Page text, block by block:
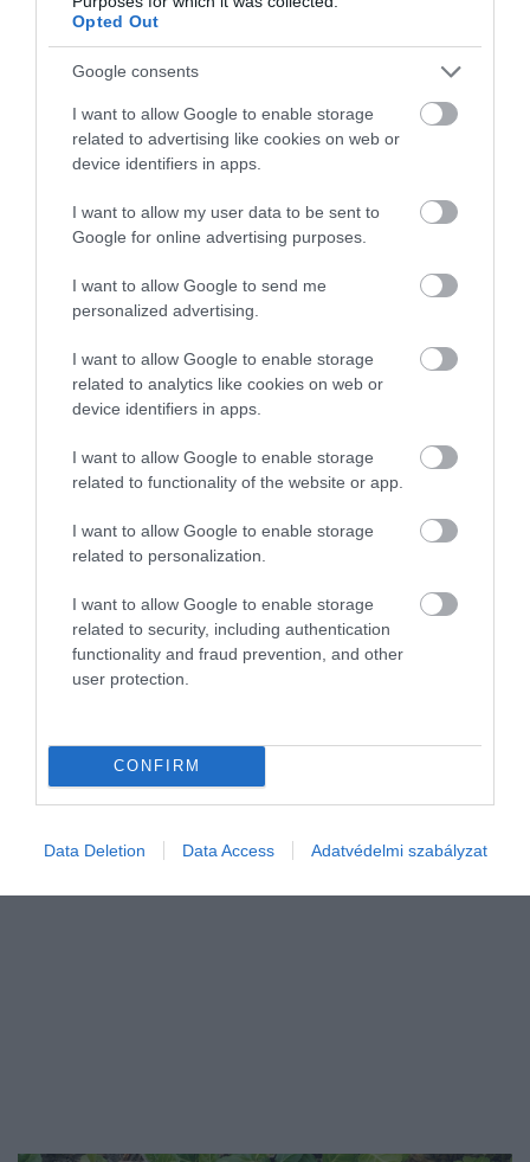
Opted Out
Google consents
I want to allow Google to enable storage
related to advertising like cookies on web or
device identifiers in apps.
I want to allow my user data to be sent to
Google for online advertising purposes.
I want to allow Google to send me
personalized advertising.
I want to allow Google to enable storage
related to analytics like cookies on web or
device identifiers in apps.
I want to allow Google to enable storage
related to functionality of the website or app.
I want to allow Google to enable storage
related to personalization.
I want to allow Google to enable storage
related to security, including authentication
functionality and fraud prevention, and other
user protection.
CONFIRM
Data Deletion Data Access Adatvédelmi szabályzat
Átalakulóban az Alföld: mi terem meg ekkora
aszályok közepette?
adtak. Nehéz időszak vár a gazdákra, ezek az aszálytűrő fajok
azonban reményt…